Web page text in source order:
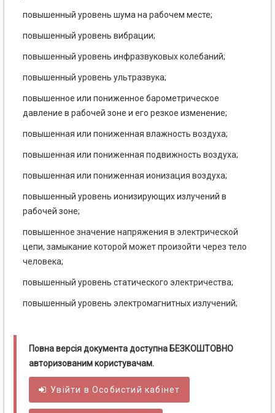
повышенный уровень шума на рабочем месте;
повышенный уровень вибрации;
повышенный уровень инфразвуковых колебаний;
повышенный уровень ультразвука;
повышенное или пониженное барометрическое
давление в рабочей зоне и его резкое изменение;
повышенная или пониженная влажность воздуха;
повышенная или пониженная подвижность воздуха;
повышенная или пониженная ионизация воздуха;
повышенный уровень ионизирующих излучений в
рабочей зоне;
повышенное значение напряжения в электрической
цепи, замыкание которой может произойти через тело
человека;
повышенный уровень статического электричества;
повышенный уровень электромагнитных излучений;
Повна версія документа доступна БЕЗКОШТОВНО
авторизованим користувачам.
Увійти вОсобистий кабінет